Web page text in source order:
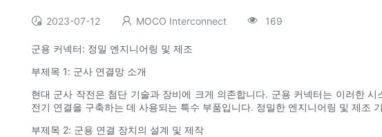
2023-07-12 MOCO Interconnect 169
군용 커넥터: 정밀 엔지니어링 및 제조
부제목 1: 군사 연결망 소개
현대 군사 작전은 첨단 기술과 장비에 크게 의존합니다. 군용 커넥터는 이러한
전기 연결을 구축하는 데 사용되는 특수 부품입니다. 정밀한 엔지니어링 및 제조
부제목 2: 군용 연결 장치의 설계 및 제작